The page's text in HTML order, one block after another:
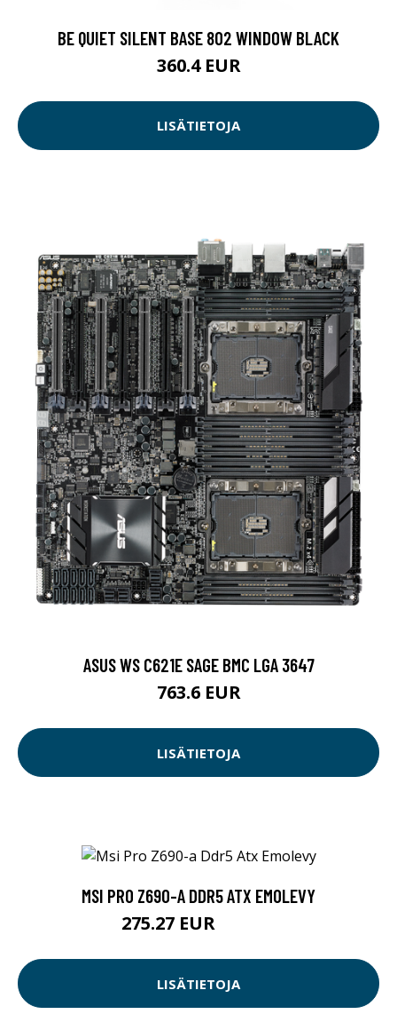
BE QUIET SILENT BASE 802 WINDOW BLACK
360.4 EUR
LISÄTIETOJA
ASUS WS C621E SAGE BMC LGA 3647
763.6 EUR
LISÄTIETOJA
MSI PRO Z690-A DDR5 ATX EMOLEVY
275.27 EUR
LISÄTIETOJA